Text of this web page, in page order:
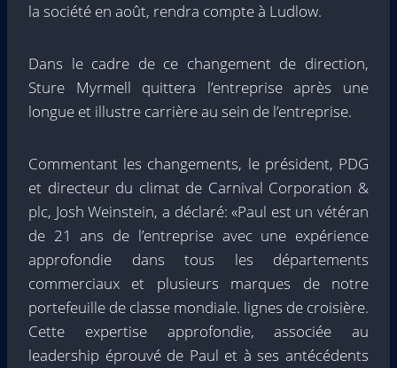
la société en août, rendra compte à Ludlow.
Dans le cadre de ce changement de direction,
Sture Myrmell quittera l’entreprise après une
longue et illustre carrière au sein de l’entreprise.
Commentant les changements, le président, PDG
et directeur du climat de Carnival Corporation &
plc, Josh Weinstein, a déclaré: «Paul est un vétéran
de 21 ans de l’entreprise avec une expérience
approfondie dans tous les départements
commerciaux et plusieurs marques de notre
portefeuille de classe mondiale. lignes de croisière.
Cette expertise approfondie, associée au
leadership éprouvé de Paul et à ses antécédents